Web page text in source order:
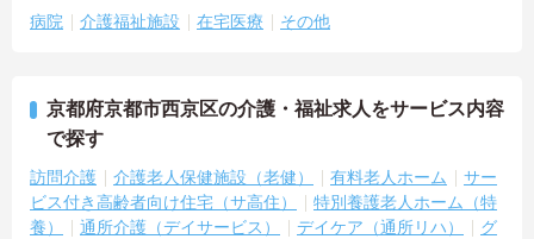
病院 介護福祉施設 在宅医療 その他
京都府京都市西京区の介護・福祉求人をサービス内容
で探す
訪問介護 介護老人保健施設（老健） 有料老人ホーム
サー
ビス付き高齢者向け住宅（サ高住）
特別養護老人ホーム（特
養）
通所介護（デイサービス） デイケア（通所リハ）
グ